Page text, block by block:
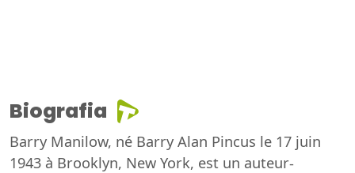
Biografia
Barry Manilow, né Barry Alan Pincus le 17 juin
1943 à Brooklyn, New York, est un auteur-